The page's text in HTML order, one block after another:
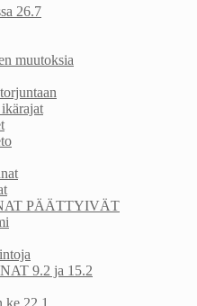
26.7
muutoksia
PÄÄTTYIVÄT
9.2 ja 15.2
ke 22.1